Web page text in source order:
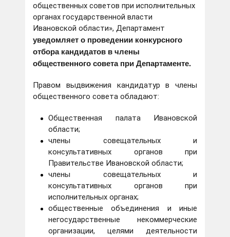
общественных советов при исполнительных
органах государственной власти
Ивановской области», Департамент
уведомляет о проведении конкурсного
отбора кандидатов в члены
общественного совета при Департаменте.
Правом выдвижения кандидатур в члены
общественного совета обладают:
Общественная палата Ивановской
области;
члены совещательных и
консультативных органов при
Правительстве Ивановской области;
члены совещательных и
консультативных органов при
исполнительных органах;
общественные объединения и иные
негосударственные некоммерческие
организации, целями деятельности